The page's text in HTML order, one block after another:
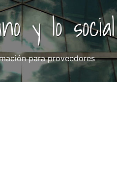
y lo social
para proveedores